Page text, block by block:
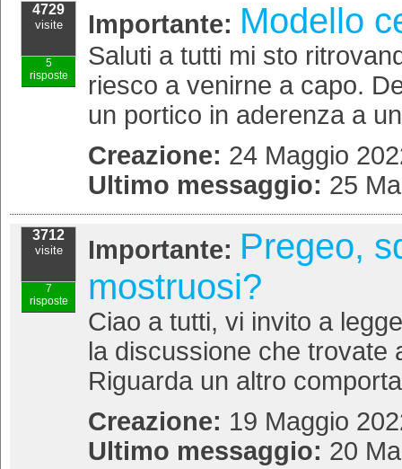
4729
visite
5
risposte
Importante: Modello
Saluti a tutti mi sto
riesco a venirne a capo.
un portico in aderenza a
Creazione: 24 Maggio
Ultimo messaggio: 25
3712
visite
7
risposte
Importante: Pregeo,
mostruosi?
Ciao a tutti, vi invito a
la discussione che
Riguarda un altro
Creazione: 19 Maggio
Ultimo messaggio: 20